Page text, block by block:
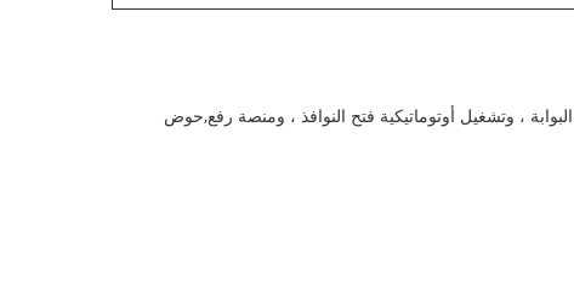
، وتشغيل أوتوماتيكية فتح النوافذ ، ومنصة رفع,حوض